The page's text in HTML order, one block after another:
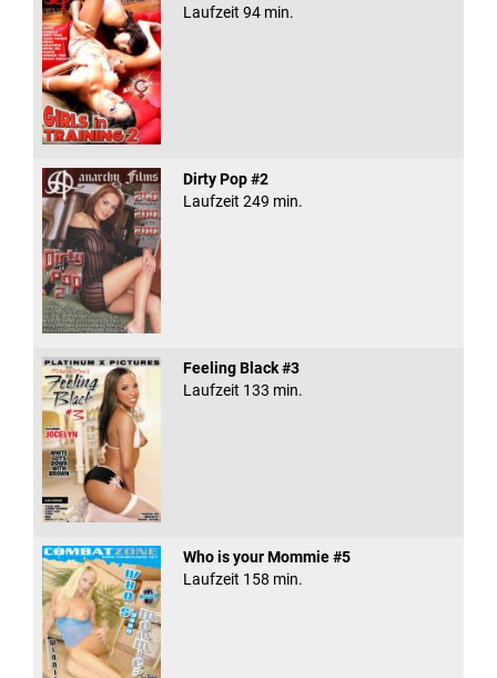
Laufzeit 94 min.
Dirty Pop #2
Laufzeit 249 min.
Feeling Black #3
Laufzeit 133 min.
Who is your Mommie #5
Laufzeit 158 min.